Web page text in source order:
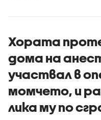
Хората
дома на
участвал в
момчето, и
лика му по